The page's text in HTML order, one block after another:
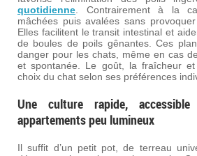
quotidienne . Contrairement à la
mâchées puis avalées sans
Elles facilitent le transit intestinal et
de boules de poils gênantes. Ces
danger pour les chats, même en cas
et spontanée. Le goût, la fraîcheur
choix du chat selon ses préférences
Une culture rapide,
appartements peu lumineux
Il suffit d’un petit pot, de terreau